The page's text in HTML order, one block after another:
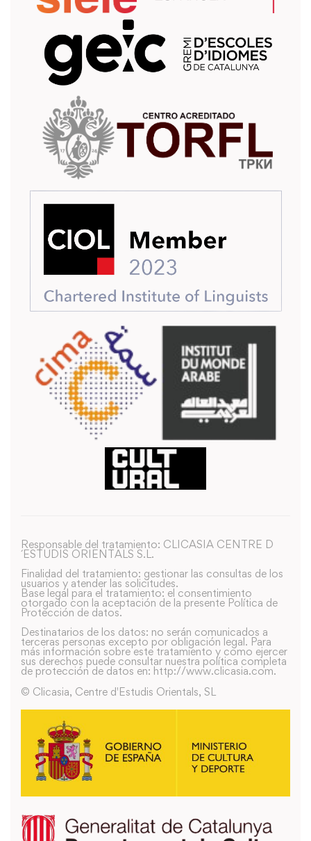
Responsable del tratamiento: CLICASIA CENTRE D
´ESTUDIS ORIENTALS S.L.
Finalidad del tratamiento: gestionar las consultas de los
usuarios y atender las solicitudes.
Base legal para el tratamiento: el consentimiento
otorgado con la aceptación de la presente Política de
Protección de datos.
Destinatarios de los datos: no serán comunicados a
terceras personas excepto por obligación legal. Para
más información sobre este tratamiento y como ejercer
sus derechos puede consultar nuestra política completa
de protección de datos en: http://www.clicasia.com.
© Clicasia, Centre d'Estudis Orientals, SL